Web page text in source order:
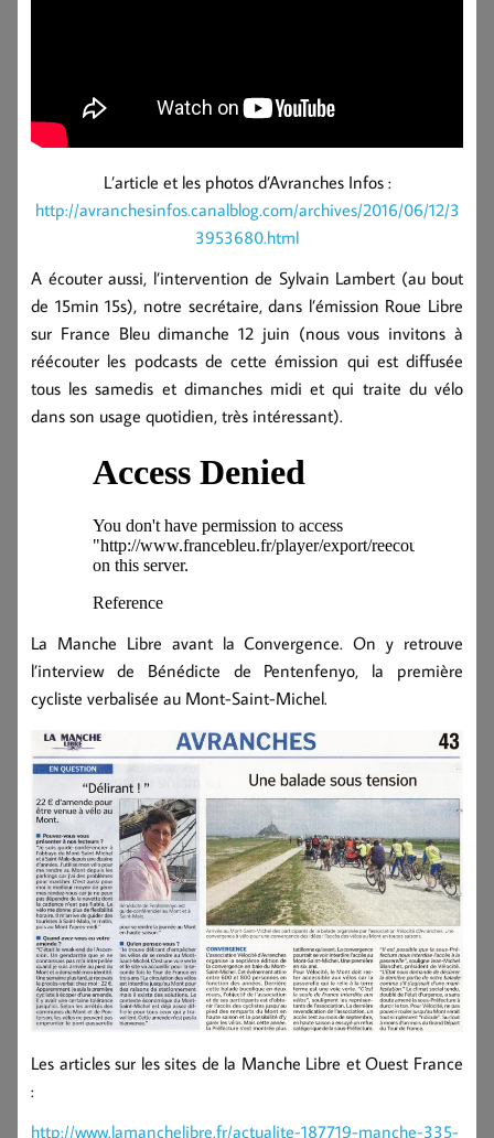
L’article et les photos d’Avranches Infos :
http://avranchesinfos.canalblog.com/archives/2016/06/12/3
3953680.html
A écouter aussi, l’intervention de Sylvain Lambert (au bout
de 15min 15s), notre secrétaire, dans l’émission Roue Libre
sur France Bleu dimanche 12 juin (nous vous invitons à
réécouter les podcasts de cette émission qui est diffusée
tous les samedis et dimanches midi et qui traite du vélo
dans son usage quotidien, très intéressant).
La Manche Libre avant la Convergence. On y retrouve
l’interview de Bénédicte de Pentenfenyo, la première
cycliste verbalisée au Mont-Saint-Michel.
Les articles sur les sites de la Manche Libre et Ouest France
:
http://www.lamanchelibre.fr/actualite-187719-manche-335-